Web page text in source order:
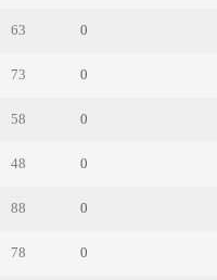
0
63
0
73
0
58
0
48
0
88
0
78